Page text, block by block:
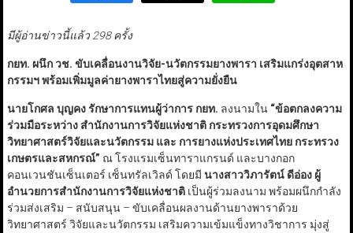
มีผู้อ่านข่าวนี้แล้ว 298 ครั้ง
กยท. ผนึก วช. ขับเคลื่อนงานวิจัย-นวัตกรรมยางพารา เสริมแกร่งอุตสาห
กรรมฯ พร้อมเพิ่มมูลค่ายางพาราไทยสู่ความยั่งยืน
นายโกศล บุญคง รักษาการแทนผู้ว่าการ กยท. ลงนามใน “ข้อตกลงความ
ร่วมมือระหว่าง สำนักงานการวิจัยแห่งชาติ กระทรวงการอุดมศึกษา
วิทยาศาสตร์วิจัยและนวัตกรรม และ การยางแห่งประเทศไทย กระทรวง
เกษตรและสหกรณ์” ณ โรงแรมเซ็นทาราแกรนด์ และบางกอก
คอนเวนชันเซ็นเตอร์ เซ็นทรัลเวิลด์ โดยมี นางสาววิภารัตน์ ดีอ่อง ผู้
อำนวยการสำนักงานการวิจัยแห่งชาติเป็นผู้ร่วมลงนาม พร้อมผนึกกำลัง
ร่วมส่งเสริม – สนับสนุน – ขับเคลื่อนผลงานด้านยางพาราด้วย
วิทยาศาสตร์ วิจัยและนวัตกรรม เสริมความเข้มแข็งทางวิชาการ มุ่งสู่